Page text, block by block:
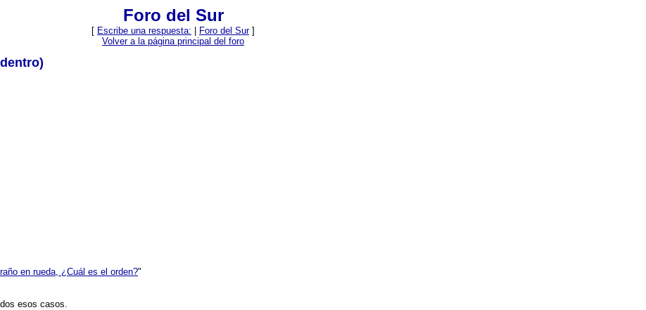
Foro del Sur
[ Escribe una respuesta: Foro del Sur]
Volver a la página principal del foro
en rueda, ¿Cuál es el orden?"
esos casos.